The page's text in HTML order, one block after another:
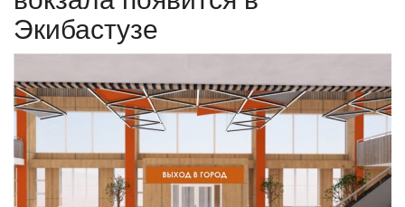
КАЗАХСТАН
МИР
СПЕЦПРОЕКТЫ
СПОРТ
Экибастузе